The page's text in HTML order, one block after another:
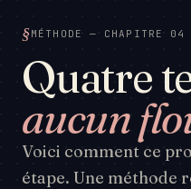
MÉTHODE — CHAPITRE 04
Quatre
aucun
Voici comment ce
étape. Une méthode